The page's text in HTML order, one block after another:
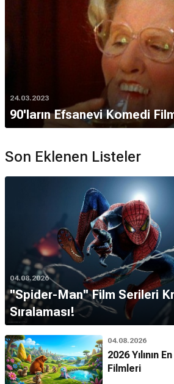
24.03.2023
90'ların Efsanevi Komedi
Son Eklenen Listeler
04.08.2026
''Spider-Man'' Film Serileri
Sıralaması!
04.08.2026
2026 Yılının
Filmleri